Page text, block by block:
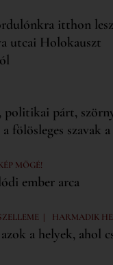
itthon
utcai Holokauszt
párt,
fölösleges szavak
MÖGÉ!
ember arca
| HARMADIK
a helyek, ahol